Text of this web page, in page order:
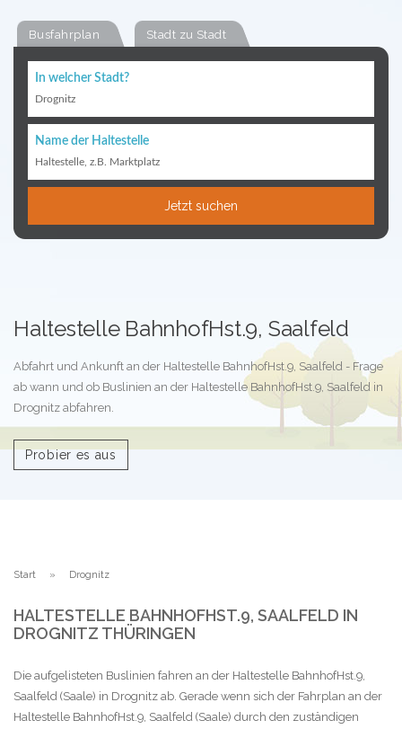
Busfahrplan Stadt zu Stadt
In welcher Stadt?
Drognitz
Name der Haltestelle
Haltestelle, z.B. Marktplatz
Jetzt suchen
Haltestelle BahnhofHst.9, Saalfeld
Abfahrt und Ankunft an der Haltestelle BahnhofHst.9, Saalfeld - Frage
ab wann und ob Buslinien an der Haltestelle BahnhofHst.9, Saalfeld in
Drognitz abfahren.
Probier es aus
Start Drognitz
HALTESTELLE BAHNHOFHST.9, SAALFELD IN
DROGNITZ THÜRINGEN
Die aufgelisteten Buslinien fahren an der Haltestelle BahnhofHst.9,
Saalfeld (Saale) in Drognitz ab. Gerade wenn sich der Fahrplan an der
Haltestelle BahnhofHst.9, Saalfeld (Saale) durch den zuständigen